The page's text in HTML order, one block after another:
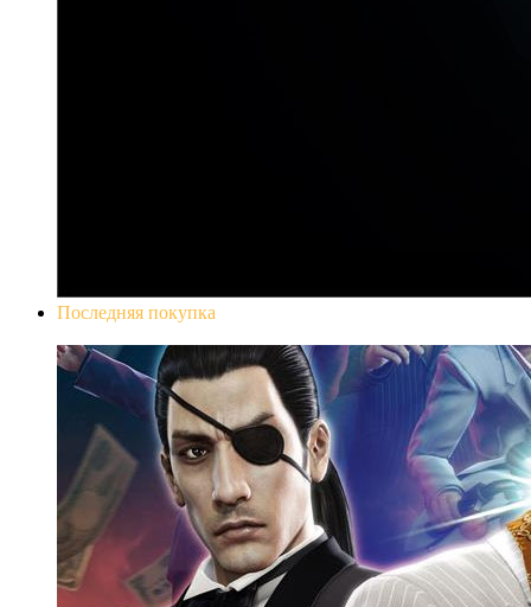
Последняя покупка